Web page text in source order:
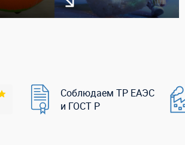
Соблюдаем ТР ЕАЭС
и ГОСТ Р